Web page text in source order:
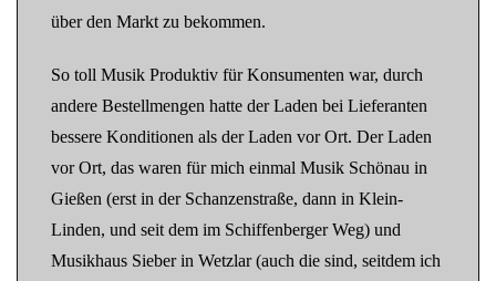
über den Markt zu bekommen.
So toll Musik Produktiv für Konsumenten war, durch
andere Bestellmengen hatte der Laden bei Lieferanten
bessere Konditionen als der Laden vor Ort. Der Laden
vor Ort, das waren für mich einmal Musik Schönau in
Gießen (erst in der Schanzenstraße, dann in Klein-
Linden, und seit dem im Schiffenberger Weg) und
Musikhaus Sieber in Wetzlar (auch die sind, seitdem ich